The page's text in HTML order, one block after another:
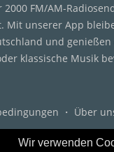
FM/AM-
Mit unserer App
und
klassische Musik
・ Über
Wir verwenden